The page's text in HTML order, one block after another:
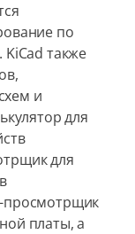
по
KiCad также
и
для
для
просмотрщик
платы, а